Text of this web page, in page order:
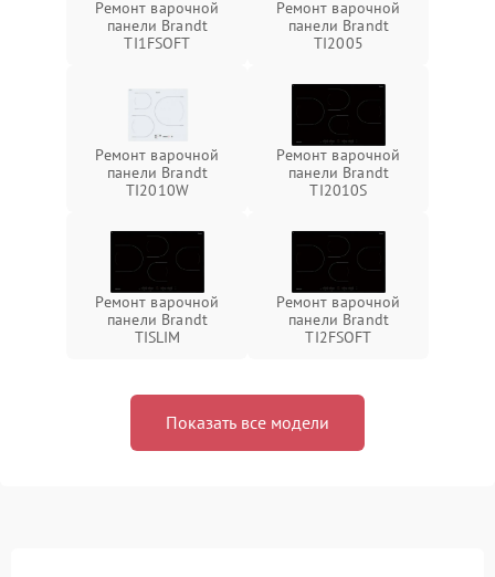
Ремонт варочной
панели Brandt
TI1FSOFT
Ремонт варочной
панели Brandt
TI2005
Ремонт варочной
панели Brandt
TI2010W
Ремонт варочной
панели Brandt
TI2010S
Ремонт варочной
панели Brandt
TISLIM
Ремонт варочной
панели Brandt
TI2FSOFT
Показать все модели